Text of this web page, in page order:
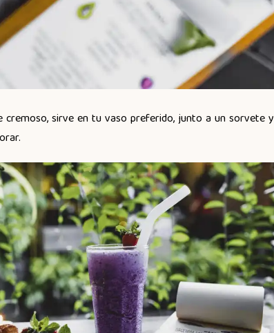
cremoso, sirve en tu vaso preferido, junto a un sorvete y